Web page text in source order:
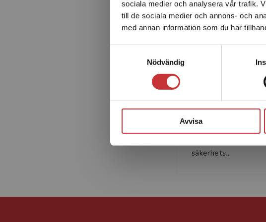
sociala medier och analysera vår trafik.
till de sociala medier och annons- och
med annan information som du har
Nödvändig
Avvisa
enhet
Sverige.
Ann-Marie
universitet. Hennes
säkerhets...